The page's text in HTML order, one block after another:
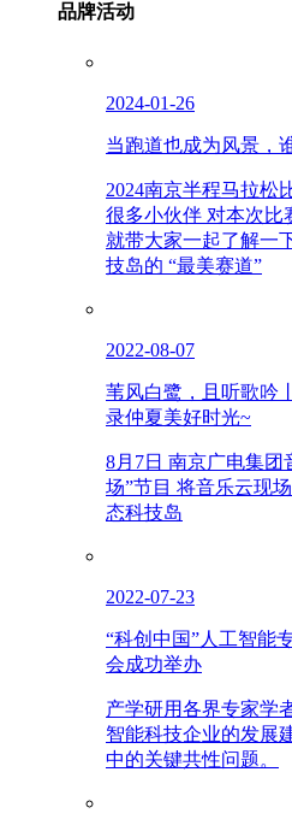
品牌活动
2024-01-26
当跑道也成为风景，
2024南京半程马拉松
很多小伙伴 对本次比
就带大家一起了解一
技岛的 “最美赛道”
2022-08-07
苇风白鹭，且听歌吟
录仲夏美好时光~
8月7日 南京广电集团
场”节目 将音乐云现
态科技岛
2022-07-23
“科创中国”人工智能
会成功举办
产学研用各界专家学
智能科技企业的发展
中的关键共性问题。